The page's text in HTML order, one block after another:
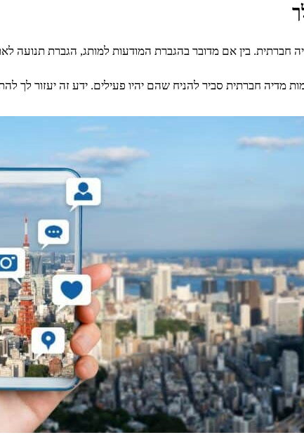
בין אם מדובר בהגברת המודעות למותג, הגברת תנועה
מדיה חברתית סביר להניח שהם יהיו פעילים. ידע זה יעזור